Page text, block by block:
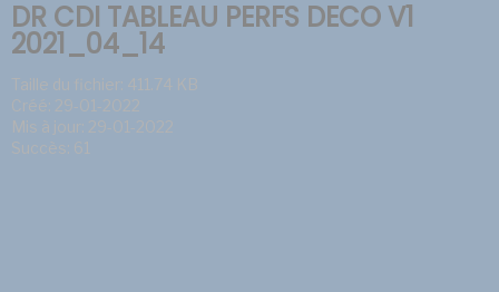
DR CDI TABLEAU PERFS DECO V1
2021_04_14
Taille du fichier: 411.74 KB
Créé: 29-01-2022
Mis à jour: 29-01-2022
Succès: 61